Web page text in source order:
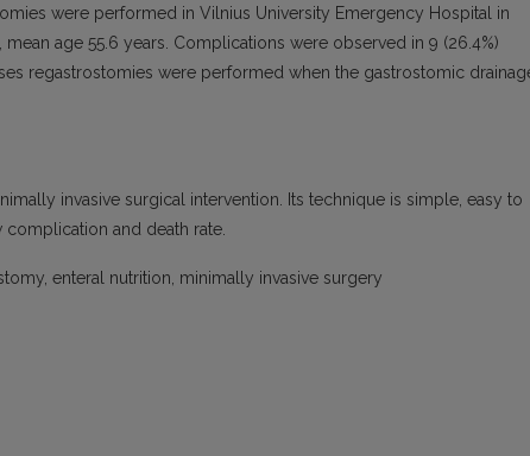
were performed in Vilnius University Emergency Hospital in
age 55.6 years. Complications were observed in 9 (26.4%)
regastrostomies were performed when the gastrostomic
invasive surgical intervention. Its technique is simple, easy to
complication and death rate.
enteral nutrition, minimally invasive surgery